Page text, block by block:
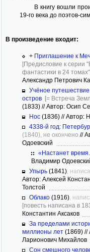
В книгу вошли
19-го века до поэтов-
В произведение входит:
+ Приглашение к
[Предисловие к серии
фантастики в 24
Александр Петрович
Учёное
остров [= Встреча
(1833) //Автор: Осип
Нос (1836) //Автор:
4338-й год:
(1840), не окончено //
Одоевский
«Настанет
Владимир
Упырь (1841) ,
Автор: Алексей
Толстой
Облако (1916) ,
[повесть написана в
Константин Аксаков
За пределами
миллионы лет (1869) //
Ларионович Михайлов
Сон смешного